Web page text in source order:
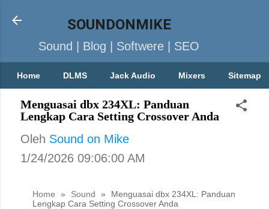
SOUNDONMIKE
Sound | Blog | Softwere | SEO
Home DLMS Jack Audio Mixers Sitemap
Menguasai dbx 234XL: Panduan
Lengkap Cara Setting Crossover Anda
Oleh Sound on Mike
1/24/2026 09:06:00 AM
Home » Sound »
Menguasai dbx 234XL: Panduan
Lengkap Cara Setting Crossover Anda